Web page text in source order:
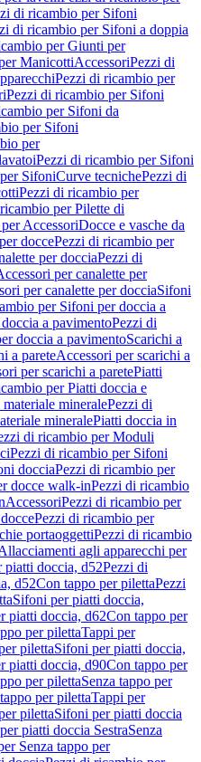
di ricambio per Sifoni
di ricambio per Sifoni a doppia
per Giunti per
ManicottiAccessoriPezzi di
Pezzi di ricambio per
Pezzi di ricambio per Sifoni
per Sifoni da
per Sifoni
per
Pezzi di ricambio per Sifoni
SifoniCurve tecnichePezzi di
Pezzi di ricambio per
per Pilette di
AccessoriDocce e vasche da
doccePezzi di ricambio per
per docciaPezzi di
per canalette per
per canalette per docciaSifoni
per Sifoni per doccia a
a pavimentoPezzi di
doccia a pavimentoScarichi a
a pareteAccessori per scarichi a
per scarichi a paretePiatti
per Piatti doccia e
mineralePezzi di
mineralePiatti doccia in
di ricambio per Moduli
Pezzi di ricambio per Sifoni
docciaPezzi di ricambio per
docce walk-inPezzi di ricambio
AccessoriPezzi di ricambio per
Pezzi di ricambio per
portaoggettiPezzi di ricambio
agli apparecchi per
piatti doccia, d52Pezzi di
d52Con tappo per pilettaPezzi
Sifoni per piatti doccia,
piatti doccia, d62Con tappo per
per pilettaTappi per
pilettaSifoni per piatti doccia,
piatti doccia, d90Con tappo per
per pilettaSenza tappo per
per pilettaTappi per
pilettaSifoni per piatti doccia
piatti doccia SestraSenza
Senza tappo per